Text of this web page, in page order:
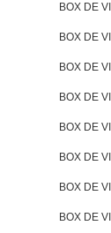
BOX DE
BOX DE
BOX DE
BOX DE
BOX DE
BOX DE
BOX DE
BOX DE